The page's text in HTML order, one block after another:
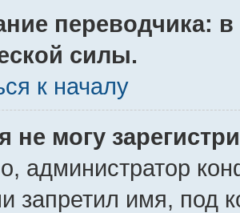
переводчика:
силы.
к началу
не могу
администратор
запретил имя, под